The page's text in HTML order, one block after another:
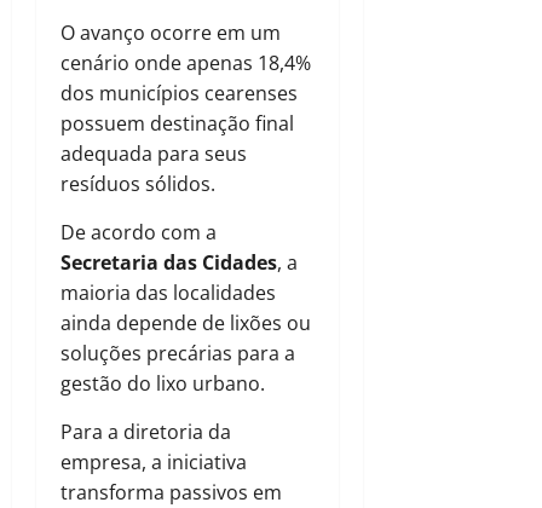
O avanço ocorre em um
cenário onde apenas 18,4%
dos municípios cearenses
possuem destinação final
adequada para seus
resíduos sólidos.
De acordo com a
Secretaria das Cidades, a
maioria das localidades
ainda depende de lixões ou
soluções precárias para a
gestão do lixo urbano.
Para a diretoria da
empresa, a iniciativa
transforma passivos em